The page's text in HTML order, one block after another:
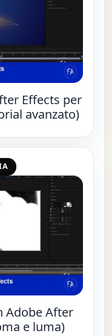
Effects per
avanzato)
Adobe After
e luma)